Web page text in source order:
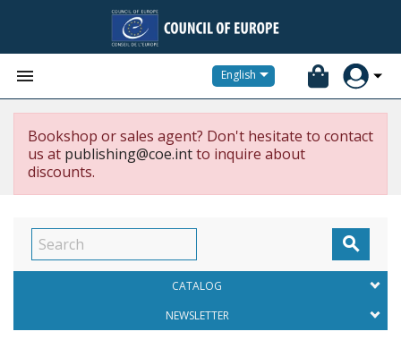
 English
Bookshop or sales agent? Don't hesitate to contact
us at publishing@coe.intto inquire about
discounts.

CATALOG
NEWSLETTER